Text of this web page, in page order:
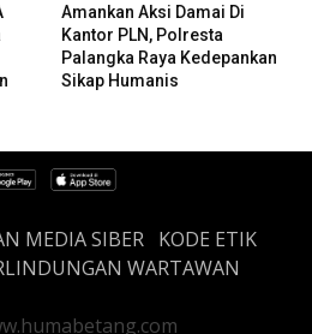
Amankan Aksi Damai Di
Kantor PLN, Polresta
Palangka Raya Kedepankan
Sikap Humanis
MEDIA SIBER
KODE ETIK
WARTAWAN